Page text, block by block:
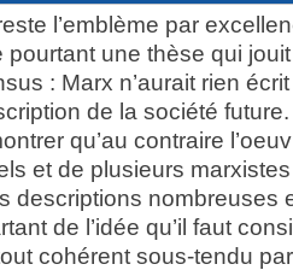
l’emblème par
pourtant une thèse qui
: Marx n’aurait rien
de la société future.
qu’au contraire
et de plusieurs
descriptions nombreuses
de l’idée qu’il faut
cohérent sous-tendu